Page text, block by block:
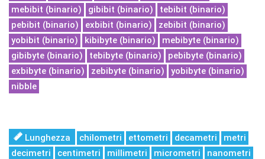
mebibit (binario)
gibibit (binario)
tebibit (binario)
pebibit (binario)
exbibit (binario)
zebibit (binario)
yobibit (binario)
kibibyte (binario)
mebibyte (binario)
gibibyte (binario)
tebibyte (binario)
pebibyte (binario)
exbibyte (binario)
zebibyte (binario)
yobibyte (binario)
nibble
Lunghezza chilometri ettometri decametri
metri
decimetri
centimetri millimetri micrometri
nanometri